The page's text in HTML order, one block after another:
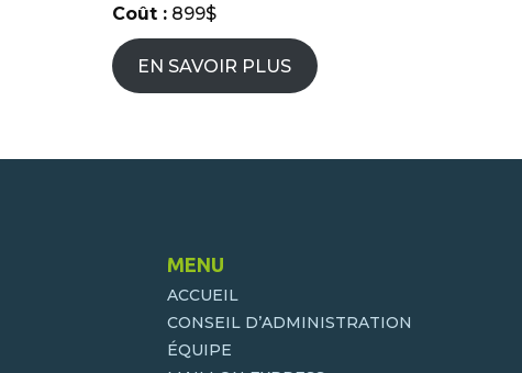
Coût : 899$
EN SAVOIR PLUS
MENU
ACCUEIL
CONSEIL D’ADMINISTRATION
ÉQUIPE